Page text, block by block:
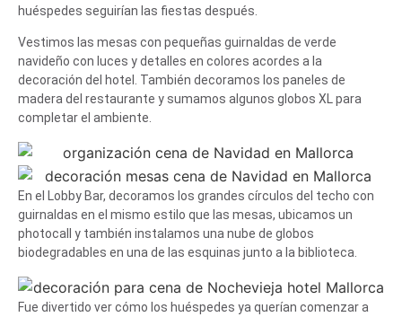
huéspedes seguirían las fiestas después.
Vestimos las mesas con pequeñas guirnaldas de verde
navideño con luces y detalles en colores acordes a la
decoración del hotel. También decoramos los paneles de
madera del restaurante y sumamos algunos globos XL para
completar el ambiente.
En el Lobby Bar, decoramos los grandes círculos del techo con
guirnaldas en el mismo estilo que las mesas, ubicamos un
photocall y también instalamos una nube de globos
biodegradables en una de las esquinas junto a la biblioteca.
Fue divertido ver cómo los huéspedes ya querían comenzar a